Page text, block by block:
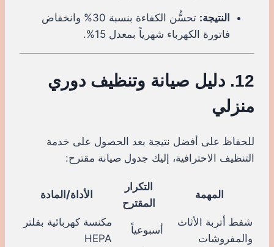
النتيجة:
تحسُّن الكفاءة بنسبة 30% وانخفاض
فاتورة الكهرباء شهرياً بمعدل 15%.
12. دليل صيانة وتنظيف دوري
منزلي
للحفاظ على أفضل نتيجة بعد الحصول على خدمة
التنظيف الاحترافية، إليك جدول صيانة مقترح:
المهمة
التكرار
المقترح
الأداة/المادة
شفط أتربة الأثاث
والمفروشات
أسبوعياً
مكنسة كهربائية بفلتر
HEPA